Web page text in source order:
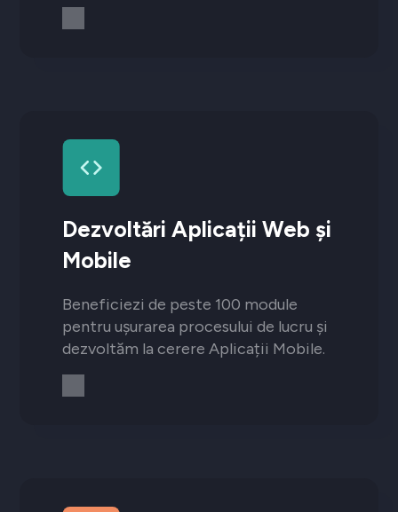
Dezvoltări Aplicații Web și
Mobile
Beneficiezi de peste 100 module
pentru ușurarea procesului de lucru și
dezvoltăm la cerere Aplicații Mobile.